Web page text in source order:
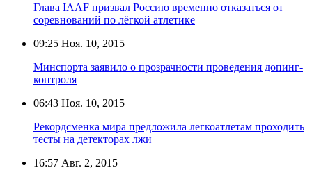
Глава IAAF призвал Россию временно отказаться от
соревнований по лёгкой атлетике
09:25 Ноя. 10, 2015
Минспорта заявило о прозрачности проведения допинг-
контроля
06:43 Ноя. 10, 2015
Рекордсменка мира предложила легкоатлетам проходить
тесты на детекторах лжи
16:57 Авг. 2, 2015